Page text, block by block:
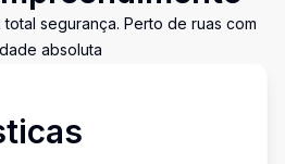
segurança. Perto de ruas com
absoluta